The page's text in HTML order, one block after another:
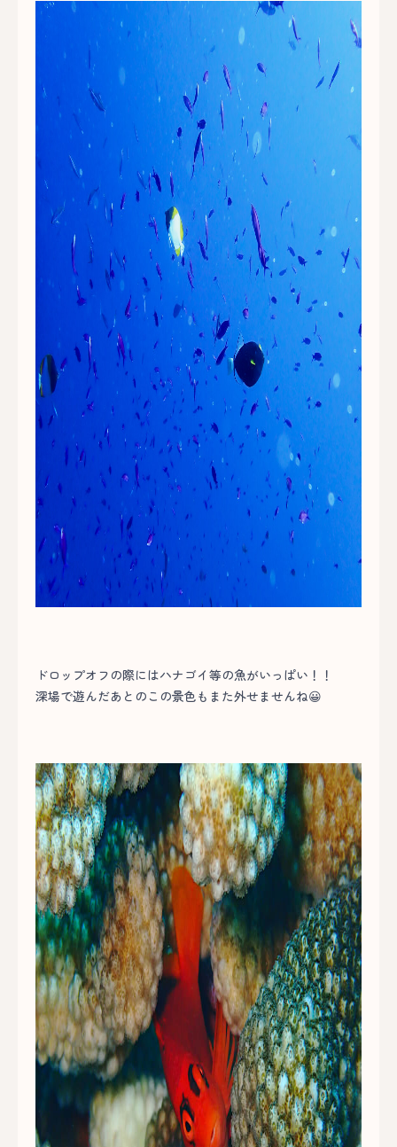
ドロップオフの際にはハナゴイ等の魚がいっぱい！！
深場で遊んだあとのこの景色もまた外せませんね😀